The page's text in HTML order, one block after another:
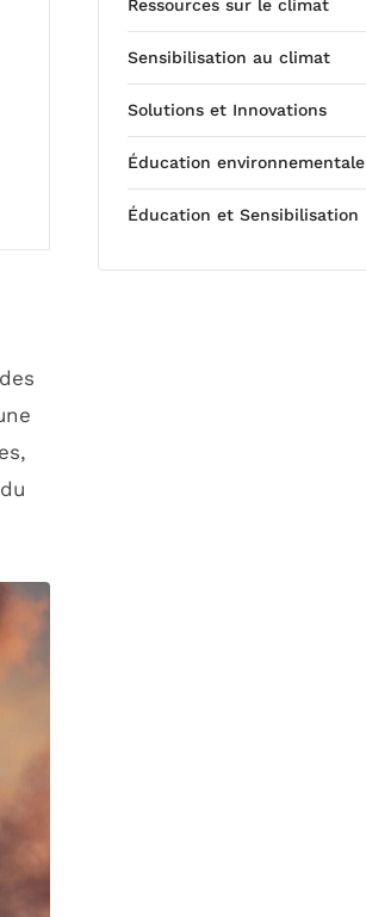
Ressources sur le climat
Sensibilisation au climat
Solutions et Innovations
Éducation environnementale
Éducation et Sensibilisation